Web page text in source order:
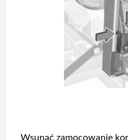
Wsunąć zamocowanie